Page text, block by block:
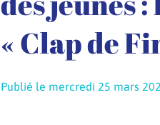
« Clap de
Publié le mercredi 25 mars